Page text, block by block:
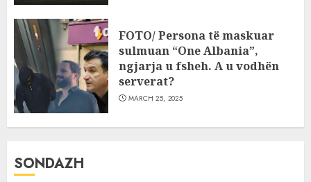
FOTO/ Persona të maskuar
sulmuan “One Albania”,
ngjarja u fsheh. A u vodhën
serverat?
MARCH 25, 2025
SONDAZH